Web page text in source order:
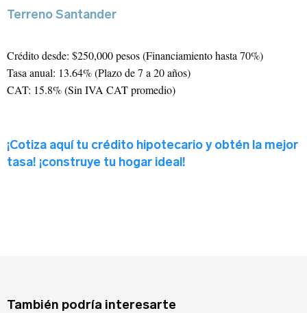
Terreno Santander
Crédito desde: $250,000 pesos (Financiamiento hasta 70%)
Tasa anual: 13.64% (Plazo de 7 a 20 años)
CAT: 15.8% (Sin IVA CAT promedio)
¡Cotiza aquí tu crédito hipotecario y obtén la mejor
tasa! ¡construye tu hogar ideal!
También podría interesarte